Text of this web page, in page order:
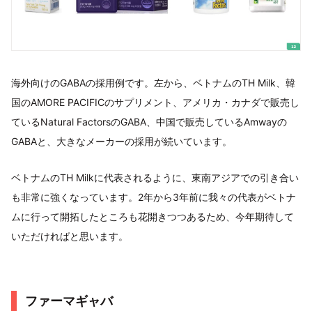
海外向けのGABAの採用例です。左から、ベトナムのTH Milk、韓
国のAMORE PACIFICのサプリメント、アメリカ・カナダで販売し
ているNatural FactorsのGABA、中国で販売しているAmwayの
GABAと、大きなメーカーの採用が続いています。
ベトナムのTH Milkに代表されるように、東南アジアでの引き合い
も非常に強くなっています。2年から3年前に我々の代表がベトナ
ムに行って開拓したところも花開きつつあるため、今年期待して
いただければと思います。
ファーマギャバ